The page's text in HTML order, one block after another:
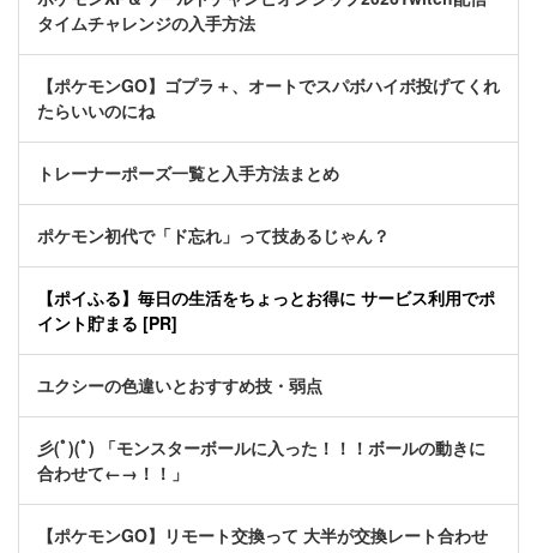
タイムチャレンジの入手方法
【ポケモンGO】ゴプラ＋、オートでスパボハイボ投げてくれ
たらいいのにね
トレーナーポーズ一覧と入手方法まとめ
ポケモン初代で「ド忘れ」って技あるじゃん？
【ポイふる】毎日の生活をちょっとお得に サービス利用でポ
イント貯まる [PR]
ユクシーの色違いとおすすめ技・弱点
彡(ﾟ)(ﾟ) 「モンスターボールに入った！！！ボールの動きに
合わせて←→！！」
【ポケモンGO】リモート交換って 大半が交換レート合わせ